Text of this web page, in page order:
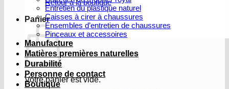
Retour à la boutique
Panier
Votre panier est vide.
Entretien du plastique naturel
Caisses à cirer à chaussures
Ensembles d’entretien de chaussures
Pinceaux et accessoires
Manufacture
Matières premières naturelles
Durabilité
Personne de contact
Boutique